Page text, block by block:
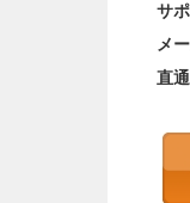
サ
メ
直